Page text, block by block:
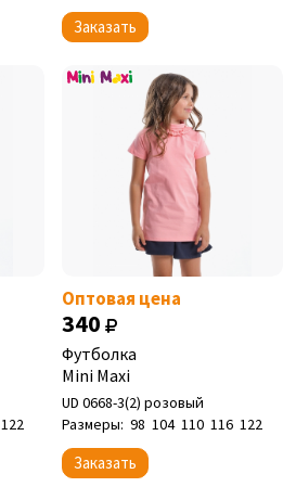
Заказать
122
Оптовая цена
340
Футболка
Mini Maxi
UD 0668-3(2) розовый
Размеры: 98 104 110 116 122
Заказать